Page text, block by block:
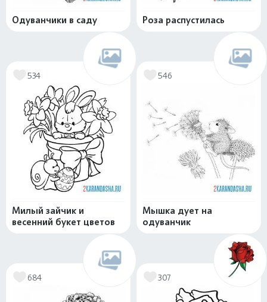
Одуванчики в саду Роза распустилась
534
Милый зайчик и
весенний букет цветов
546
Мышка дует на
одуванчик
684 307